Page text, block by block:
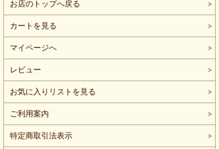
お店のトップへ戻る
カートを見る
マイページへ
レビュー
お気に入りリストを見る
ご利用案内
特定商取引法表示